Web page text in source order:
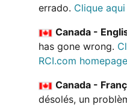
errado. Clique
Canada -
has gone wrong.
RCI.com
Canada -
désolés, un